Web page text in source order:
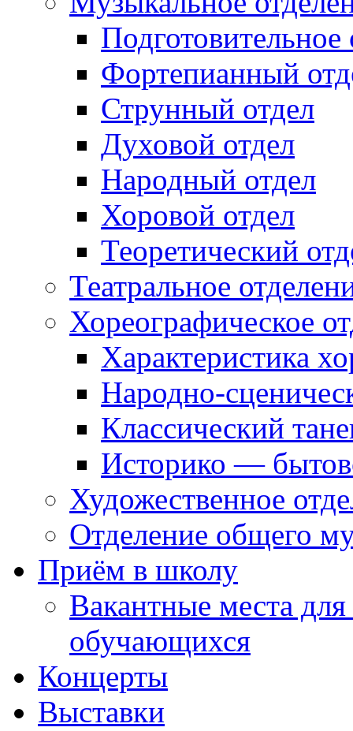
Подготовительное
Фортепианный
Струнный отдел
Духовой отдел
Народный отдел
Хоровой отдел
Теоретический
Театральное
Хореографическое
Характеристика
Народно-
Классический
Историко —
Художественное
Отделение общего
Приём в школу
Вакантные места
обучающихся
Концерты
Выставки